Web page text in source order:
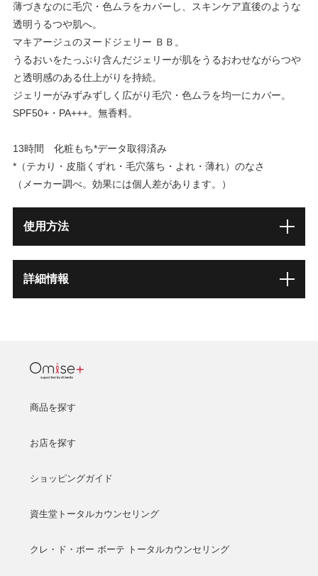
薄づきなのに毛穴・色ムラをカバーし、スキンケア直後のような
透明うるつや肌へ。
マキアージュのヌードジェリー ＢＢ。
うるおいをたっぷり含んだジェリーが肌をうるおわせながらつや
と透明感のある仕上がりを持続。
ジェリーがみずみずしく広がり毛穴・色ムラを均一にカバー。
SPF50+・PA+++。無香料。
13時間 化粧もち*データ取得済み
*（テカり・皮脂くずれ・毛穴落ち・よれ・薄れ）のなさ
（メーカー調べ。効果には個人差があります。）
使用方法
詳細情報
商品を探す
お店を探す
ショッピングガイド
資生堂トータルカウンセリング
クレ・ド・ポー ボーテ トータルカウンセリング